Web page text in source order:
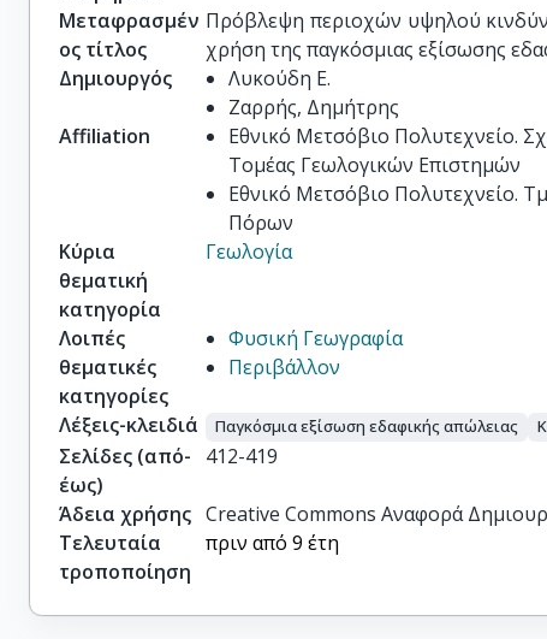
Μεταφρασμέν
ος τίτλος
Πρόβλεψη περιοχών υψηλού
χρήση της παγκόσμιας εξίσωσης
Δημιουργός
Λυκούδη Ε.
Ζαρρής, Δημήτρης
Affiliation
Εθνικό Μετσόβιο Πολυτεχνείο.
Τομέας Γεωλογικών Επιστημών
Εθνικό Μετσόβιο Πολυτεχνείο.
Πόρων
Κύρια
θεματική
κατηγορία
Γεωλογία
Λοιπές
θεματικές
κατηγορίες
Φυσική Γεωγραφία
Περιβάλλον
Λέξεις-κλειδιά Παγκόσμια εξίσωση εδαφικής απώλειας
Σελίδες (από-
έως)
412-419
Άδεια χρήσης Creative Commons Αναφορά
Τελευταία
τροποποίηση
πριν από 9 έτη